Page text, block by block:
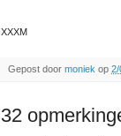
XXXM
Gepost door moniek op 2/
32